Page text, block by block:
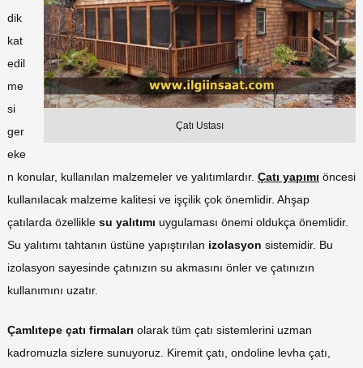
Çatı Ustası
dik
kat
edil
me
si
ger
eke
n konular, kullanılan malzemeler ve yalıtımlardır. Çatı yapımı öncesi
kullanılacak malzeme kalitesi ve işçilik çok önemlidir. Ahşap
çatılarda özellikle su yalıtımı uygulaması önemi oldukça önemlidir.
Su yalıtımı tahtanın üstüne yapıştırılan izolasyon sistemidir. Bu
izolasyon sayesinde çatınızın su akmasını önler ve çatınızın
kullanımını uzatır.
Çamlıtepe çatı firmaları olarak tüm çatı sistemlerini uzman
kadromuzla sizlere sunuyoruz. Kiremit çatı, ondoline levha çatı,